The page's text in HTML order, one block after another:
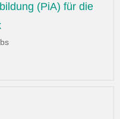
(PiA) für die